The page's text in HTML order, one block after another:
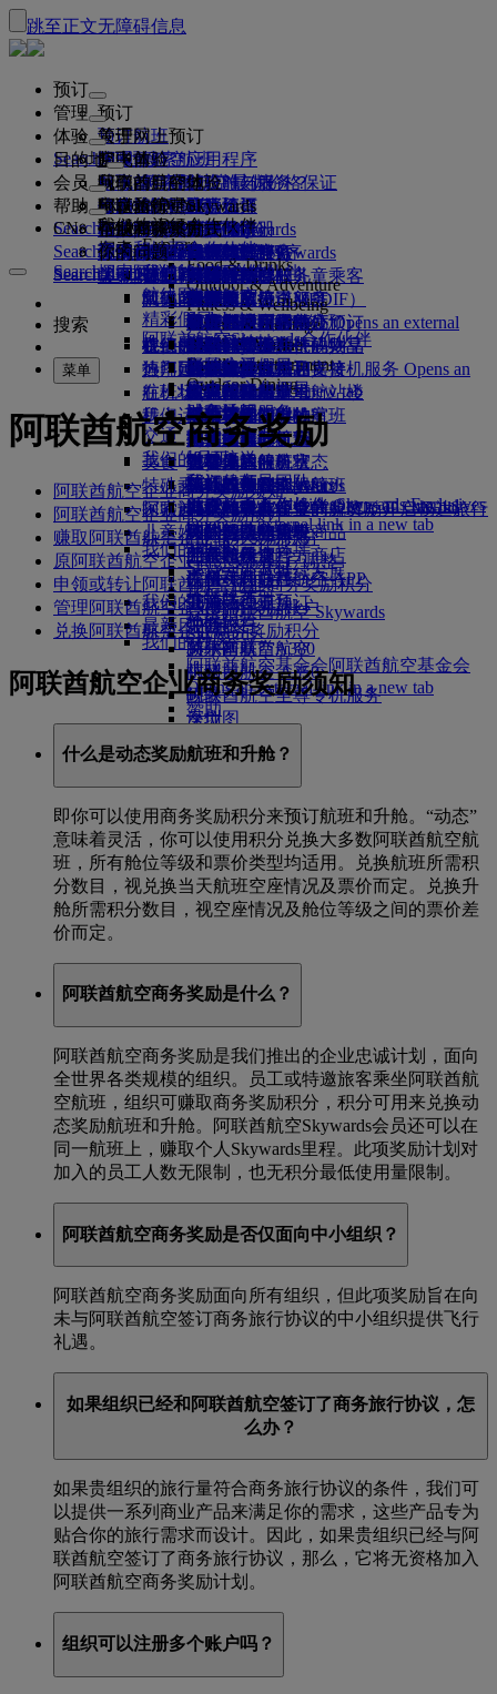
跳至正文无障碍信息
预订
预订
预订航班
搜索航班
航班时刻表
特惠机票
特别优惠
最佳票价搜索
计划行程
预订酒店
旅游项目和活动
旅行服务
迎宾接机服务迎宾接机服务 Opens an
external link in a new tab
迪拜转机服务
交通
机场接送
预订租车
航空公司合作伙伴
关于网上预订
阿联酋航空应用程序
阿联酋航空最优价格保证
座位选择
票价保留
阿联酋航空应用程序
Search flight
管理
管理
管理预订
检索预订
取消预订
更改预订
选择你的座位
升级航班
管理专车接送服务
预订无障碍旅行
在线办理登机手续
值机选项
航班状态
起飞前
起飞前
旅行信息
危险品手册
规则与公告
健康
医疗信息表（MEDIF）
餐食信息
阿联酋禁止携带的物品
迪拜国际机场
阿联酋航空 3 号航站楼
航站楼之间中转
抵达及离开机场
班车接送服务
行李
行李信息
行李信息
托运行李
随身行李
购买更多行李额度
额外托运行李额度
迪拜行李服务
行李延误或损坏
签证和护照
查找签证要求
签证和护照信息
美国旅行授权
阿联酋签证
Search flight
体验
空中体验
航班都有哪些设施与服务？
舱等特色
头等舱
商务舱
豪华经济舱
经济舱
机上舒适用品
机上娱乐
ice系统中的节目
ice直播电视
机上Wi-Fi
儿童娱乐
美食
头等舱美食
商务舱美食
豪华经济舱用餐
经济舱美食
饮料
我们的机队
波音777
阿联酋航空A380
阿联酋航空 A350
阿联酋航空至尊专机服务
座位图
阿联酋航空体验
你的旅程由此开始
阿联酋航空体验
专车接送服务
阿联酋航空服务
季节和节日
无接触旅程
我们的候机室
头等舱贵宾室
商务舱候机室
全球各地的候机室
合作伙伴候机室
付费使用候机室
马哈巴贵宾室
阿联酋航空购物
阿联酋航空免税商品
阿联酋航空官方商店
家庭旅行
和家人一同出行
规划你的家庭旅行
无成人陪伴的儿童乘客
怀孕
行李额度
儿童和婴儿票价规则
儿童安全座椅和摇篮
在机场
机上
携孩子旅行
携婴儿旅行
婴儿随身行李限额
儿童和婴儿餐食
儿童娱乐
儿童娱乐
儿童玩具
儿童活动
飞悦卓越
飞悦卓越
飞悦卓越的理由
关于我们
关于我们
我们的故事
媒体中心媒体中心 Opens an external
link in a new tab
集团公司
安全
财务透明
负责任企业
我们的员工
我们的领导团队
工作机会工作机会 Opens an external
link in a new tab
我们的地球
运营方面可持续发展
环保政策
环境报告
我们的社区
阿联酋航空基金会阿联酋航空基金会
Opens an external link in a new tab
赞助
Search flight
目的地
我们的目的地
目的地
我们的目的地
亚太地区
美洲
非洲
欧洲
中东
热门目的地
飞往伦敦的航班
飞往曼彻斯特的航班
飞往巴黎的航班
飞往米兰的航班
飞往巴塞罗那的航班
探索迪拜
飞往迪拜的航班
北京飞往迪拜
广州飞往迪拜
上海飞往迪拜
最新目的地
赫尔辛基
杭州
岘港
深圳
暹粒
Explore Dubai
Explore Dubai
Explore
Food & Drinks
Outdoor & Adventure
Fitness & Wellbeing
Culture & Heritage
Beach & Marine
Family entertainment
Outdoor Dining
我们的旅行合作伙伴
空中和地面合作伙伴
我们的旅行合作伙伴
澳洲航空
flydubai
阿联酋航空Skywards合作伙伴
探索
探索阿联酋航空目的地
航线图
精彩假日
海滩目的地
野外生活假日
历史和文化假日
城市休闲
美食家度假
Search flight
会员
阿联酋航空Skywards
加入阿联酋航空 Skywards
关于阿联酋航空Skywards
会员级别
迪拜航空
现金+里程
数字会员卡
我的家庭
使用里程
申领里程
购买里程
赚取里程
Skywards Skysurfers
Skywards ExclusivesSkywards Exclusives
Opens an external link in a new tab
我们的合作伙伴
Skywards Rail
里程计算器
登录阿联酋航空 Skywards
Skywards+
企业商务奖励
注册你的公司
企业商务奖励
注册你的公司
登录“企业商务奖励”
礼遇
计划运作方式
常见问题
Search flight
帮助
帮助和联系方式
帮助和联系方式
帮助和联系方式
更改或取消
签证和护照帮助
反馈和投诉
行李延误或损坏支持
迪拜转机服务
我们运营方面的变化
近期的旅行更新
查看你的航班状态
特殊乘客出行服务
搭乘阿联酋航空的航班，开启畅达旅行
特殊帮助和请求
你的问题
常见问题
常见问题
阿联酋航空办事处预订
我们的网络和代码共享
我们的其他产品
特殊帮助和请求
行李和丢失财物
准备旅行
在机场
阿联酋航空Skywards
阿联酋航空企业商务奖励
你的机上体验
工具和资源
手机和阿联酋航空 APP
取消或变更预订
中断旅行
关于阿联酋航空
Search flight
CN
搜索
菜单
阿联酋航空商务奖励
阿联酋航空企业商务奖励须知
阿联酋航空企业商务奖励预订
赚取阿联酋航空企业商务奖励积分
原阿联酋航空企业商务奖励账户调整
申领或转让阿联酋航空企业商务奖励积分
管理阿联酋航空企业商务奖励账户
兑换阿联酋航空企业商务奖励积分
阿联酋航空企业商务奖励须知
什么是动态奖励航班和升舱？
即你可以使用商务奖励积分来预订航班和升舱。“动态”
意味着灵活，你可以使用积分兑换大多数阿联酋航空航
班，所有舱位等级和票价类型均适用。兑换航班所需积
分数目，视兑换当天航班空座情况及票价而定。兑换升
舱所需积分数目，视空座情况及舱位等级之间的票价差
价而定。
阿联酋航空商务奖励是什么？
阿联酋航空商务奖励是我们推出的企业忠诚计划，面向
全世界各类规模的组织。员工或特邀旅客乘坐阿联酋航
空航班，组织可赚取商务奖励积分，积分可用来兑换动
态奖励航班和升舱。阿联酋航空Skywards会员还可以在
同一航班上，赚取个人Skywards里程。此项奖励计划对
加入的员工人数无限制，也无积分最低使用量限制。
阿联酋航空商务奖励是否仅面向中小组织？
阿联酋航空商务奖励面向所有组织，但此项奖励旨在向
未与阿联酋航空签订商务旅行协议的中小组织提供飞行
礼遇。
如果组织已经和阿联酋航空签订了商务旅行协议，怎
么办？
如果贵组织的旅行量符合商务旅行协议的条件，我们可
以提供一系列商业产品来满足你的需求，这些产品专为
贴合你的旅行需求而设计。因此，如果贵组织已经与阿
联酋航空签订了商务旅行协议，那么，它将无资格加入
阿联酋航空商务奖励计划。
组织可以注册多个账户吗？